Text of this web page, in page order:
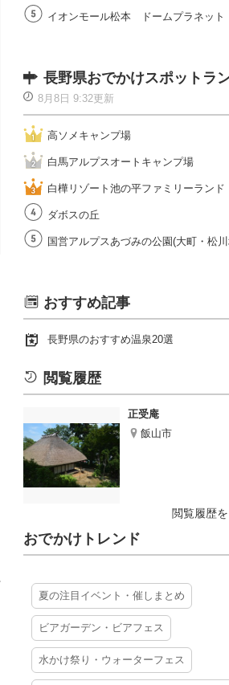
イオンモール松本 ドームプラネット
長野県おでかけスポットラ
8月8日 9:32更新
高ソメキャンプ場
白馬アルプスオートキャンプ場
白樺リゾート池の平ファミリーランド
ダボスの丘
国営アルプスあづみの公園(大町・松
おすすめ記事
長野県のおすすめ温泉20選
閲覧履歴
正受庵
飯山市
閲覧履歴
おでかけトレンド
夏の注目イベント・催しまとめ
ビアガーデン・ビアフェス
水かけ祭り・ウォーターフェス